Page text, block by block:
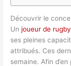
Découvrir le
Unjoueur de rugby
ses pleines
attribués. Ces
semaine. Afin